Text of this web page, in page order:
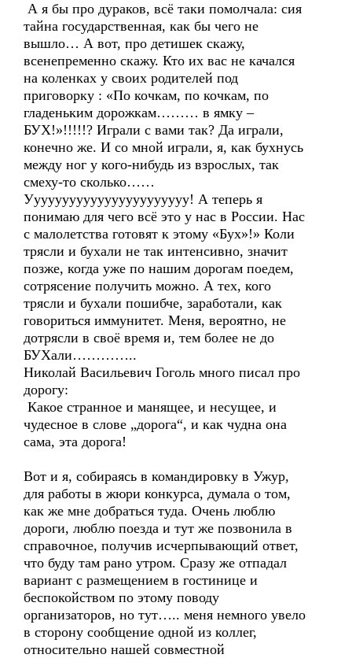
А я бы про дураков, всё таки помолчала: сия
тайна государственная, как бы чего не
вышло… А вот, про детишек скажу,
всенепременно скажу. Кто их вас не качался
на коленках у своих родителей под
приговорку : «По кочкам, по кочкам, по
гладеньким дорожкам……… в ямку –
БУХ!»!!!!!? Играли с вами так? Да играли,
конечно же. И со мной играли, я, как бухнусь
между ног у кого-нибудь из взрослых, так
смеху-то сколько……
Ууууууууууууууууууууууу! А теперь я
понимаю для чего всё это у нас в России. Нас
с малолетства готовят к этому «Бух»!» Коли
трясли и бухали не так интенсивно, значит
позже, когда уже по нашим дорогам поедем,
сотрясение получить можно. А тех, кого
трясли и бухали пошибче, заработали, как
говориться иммунитет. Меня, вероятно, не
дотрясли в своё время и, тем более не до
БУХали…………..
Николай Васильевич Гоголь много писал про
дорогу:
Какое странное и манящее, и несущее, и
чудесное в слове „дорога“, и как чудна она
сама, эта дорога!
Вот и я, собираясь в командировку в Ужур,
для работы в жюри конкурса, думала о том,
как же мне добраться туда. Очень люблю
дороги, люблю поезда и тут же позвонила в
справочное, получив исчерпывающий ответ,
что буду там рано утром. Сразу же отпадал
вариант с размещением в гостинице и
беспокойством по этому поводу
организаторов, но тут….. меня немного увело
в сторону сообщение одной из коллег,
относительно нашей совместной